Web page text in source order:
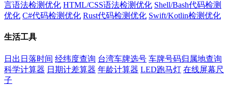
言语法检测优化 HTML/CSS语法检测优化 Shell/Bash代码检测
优化 C#代码检测优化 Rust代码检测优化 Swift/Kotlin检测优化
生活工具
日出日落时间 经纬度查询 台湾车牌选号 车牌号码归属地查询
科学计算器 日期计差算器 年龄计算器 LED跑马灯 在线屏幕尺
子